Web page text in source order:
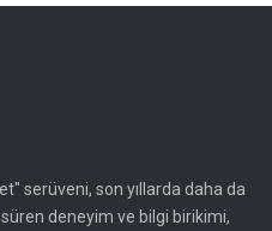
serüveni, son yıllarda daha da
deneyim ve bilgi birikimi,